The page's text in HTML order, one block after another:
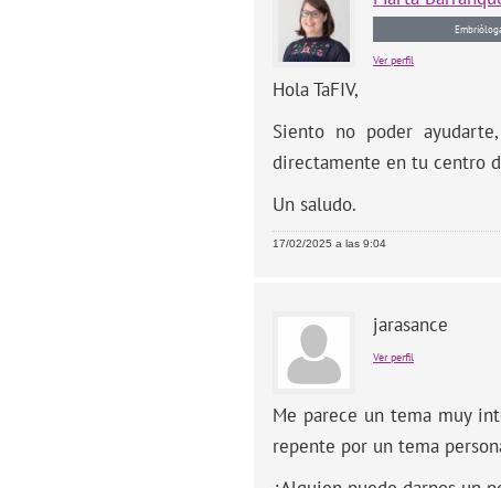
Ver perfil
Hola TaFIV,
Siento no poder
directamente en tu centro
Un saludo.
17/02/2025 a las 9:04
jarasance
Ver perfil
Me parece un tema muy
repente por un tema